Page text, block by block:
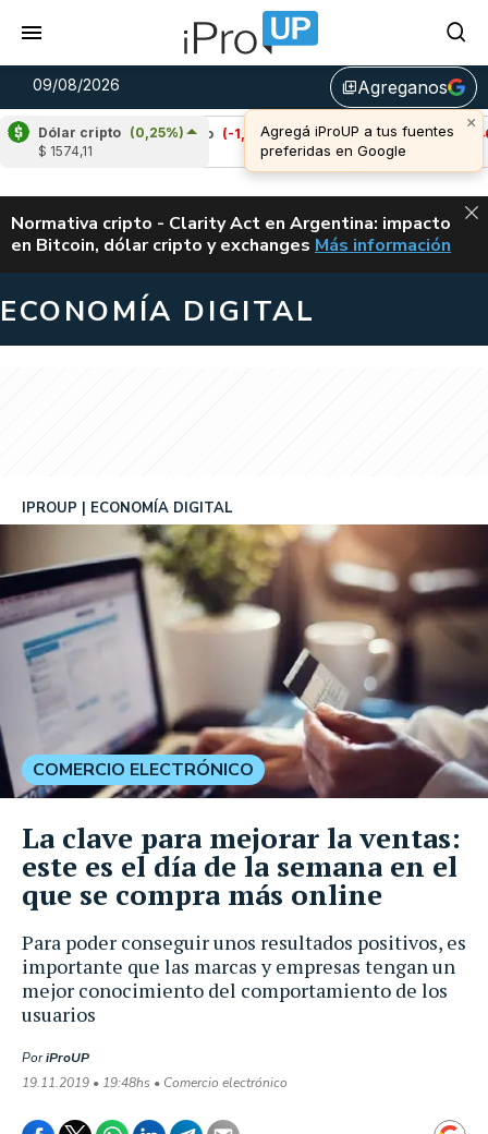
09/08/2026 library_addAgreganos
×
Agregá iProUP a tus fuentes
preferidas en Google
Dólar cripto (0,25%)
$ 1574,11
Cardano (-1,54%)
Avalanche (-1,46%)
u$s 6,46
ALERTA
Normativa cripto - Clarity Act en Argentina: impacto
en Bitcoin, dólar cripto y exchanges CLARITY ACT EN
Más información
ECONOMÍA DIGITAL
Para poder conseguir unos resultados positivos, es
importante que las marcas y empresas tengan un
mejor conocimiento del comportamiento de los
usuarios
IPROUP ECONOMÍA DIGITAL
PoriProUP
19.11.2019 • 19:48hs • Comercio electrónico
COMERCIO ELECTRÓNICO
La clave para mejorar la ventas:
este es el día de la semana en el
que se compra más online